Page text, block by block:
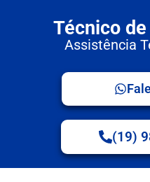
Técnico
Assistência
(19)